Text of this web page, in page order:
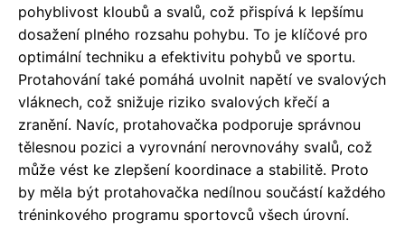
pohyblivost kloubů a svalů, což přispívá k lepšímu
dosažení plného rozsahu pohybu. To je klíčové pro
optimální techniku a efektivitu pohybů ve sportu.
Protahování také pomáhá uvolnit napětí ve svalových
vláknech, což snižuje riziko svalových křečí a
zranění. Navíc, protahovačka podporuje správnou
tělesnou pozici a vyrovnání nerovnováhy svalů, což
může vést ke zlepšení koordinace a stabilitě. Proto
by měla být protahovačka nedílnou součástí každého
tréninkového programu sportovců všech úrovní.